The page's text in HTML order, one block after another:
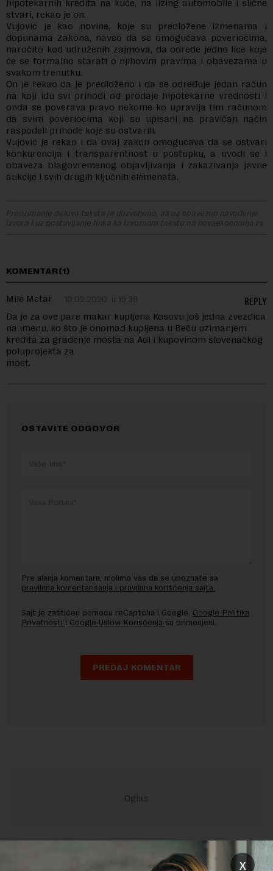
hipotekarnih kredita na kuće, na lizing automobile i slične
stvari, rekao je on.
Vujović je kao novine, koje su predložene izmenama i
dopunama Zakona, naveo da se omogućava poveriocima,
naročito kod udruženih zajmova, da odrede jedno lice koje
će se formalno starati o njihovim pravima i obavezama u
svakom trenutku.
On je rekao da je predloženo i da se određuje jedan račun
na koji idu svi prihodi od prodaje hipotekarne vrednosti i
onda se poverava pravo nekome ko upravlja tim računom
da svim poveriocima koji su upisani na pravičan način
raspodeli prihode koje su ostvarili.
Vujović je rekao i da ovaj zakon omogućava da se ostvari
konkurencija i transparentnost u postupku, a uvodi se i
obaveza blagovremenog objavljivanja i zakazivanja javne
aukcije i svih drugih ključnih elemenata.
Preuzimanje delova teksta je dozvoljeno, ali uz obavezno navođenje
izvora i uz postavljanje linka ka izvornom tekstu na novaekonomija.rs
KOMENTAR(1)
Mile Metar 13.02.2020. u 19:39
Da je za ove pare makar kupljena Kosovu još jedna zvezdica
na imenu, ko što je onomad kupljena u Beču uzimanjem
kredita za građenje mosta na Adi i kupovinom slovenačkog
poluprojekta za
most.
REPLY
OSTAVITE ODGOVOR
Pre slanja komentara, molimo vas da se upoznate sa
pravilima komentarisanja i pravilima korišćenja sajta.
Sajt je zaštićen pomocu reCaptcha i Google. Google Politika
Privatnosti i Google Uslovi Korišćenja su primenjeni.
x